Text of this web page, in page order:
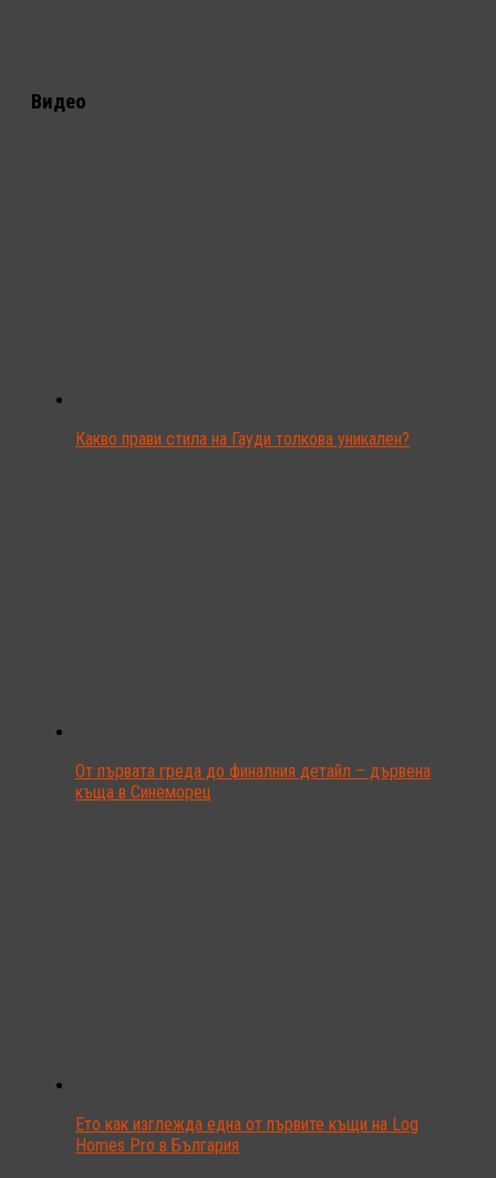
Видео
Какво прави стила на Гауди толкова уникален?
От първата греда до финалния детайл – дървена
къща в Синеморец
Ето как изглежда една от първите къщи на Log
Homes Pro в България